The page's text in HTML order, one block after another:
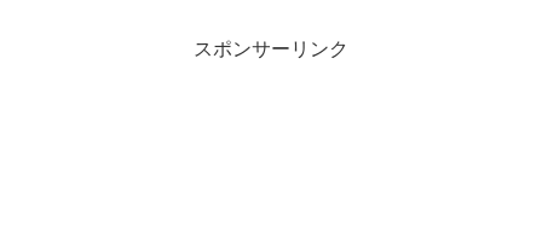
スポンサーリンク